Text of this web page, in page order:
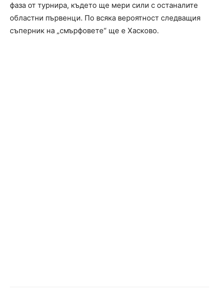
фаза от турнира, където ще мери сили с останалите
областни първенци. По всяка вероятност следващия
съперник на „смърфовете“ ще е Хасково.